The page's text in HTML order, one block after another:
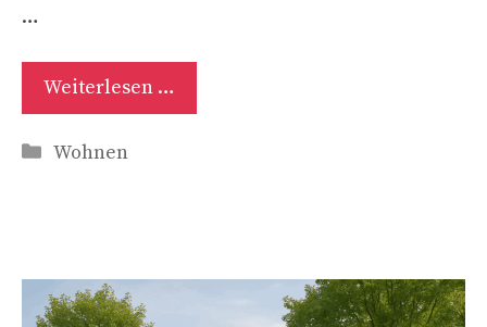
…
Weiterlesen …
Kategorien
Wohnen